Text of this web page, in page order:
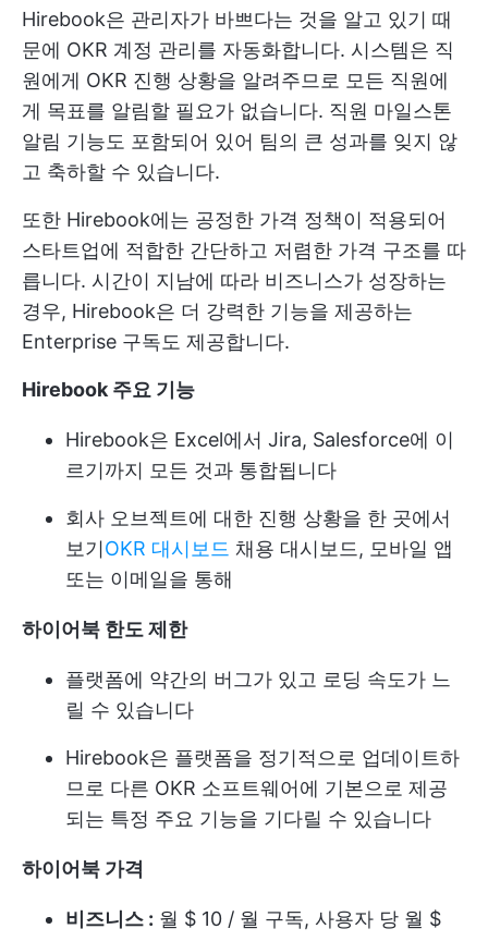
Hirebook은 관리자가 바쁘다는 것을 알고 있기 때
문에 OKR 계정 관리를 자동화합니다. 시스템은 직
원에게 OKR 진행 상황을 알려주므로 모든 직원에
게 목표를 알림할 필요가 없습니다. 직원 마일스톤
알림 기능도 포함되어 있어 팀의 큰 성과를 잊지 않
고 축하할 수 있습니다.
또한 Hirebook에는 공정한 가격 정책이 적용되어
스타트업에 적합한 간단하고 저렴한 가격 구조를 따
릅니다. 시간이 지남에 따라 비즈니스가 성장하는
경우, Hirebook은 더 강력한 기능을 제공하는
Enterprise 구독도 제공합니다.
Hirebook 주요 기능
Hirebook은 Excel에서 Jira, Salesforce에 이
르기까지 모든 것과 통합됩니다
회사 오브젝트에 대한 진행 상황을 한 곳에서
보기OKR 대시보드 채용 대시보드, 모바일 앱
또는 이메일을 통해
하이어북 한도 제한
플랫폼에 약간의 버그가 있고 로딩 속도가 느
릴 수 있습니다
Hirebook은 플랫폼을 정기적으로 업데이트하
므로 다른 OKR 소프트웨어에 기본으로 제공
되는 특정 주요 기능을 기다릴 수 있습니다
하이어북 가격
비즈니스 : 월 $ 10 / 월 구독, 사용자 당 월 $